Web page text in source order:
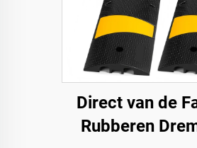
Direct van de
Rubberen